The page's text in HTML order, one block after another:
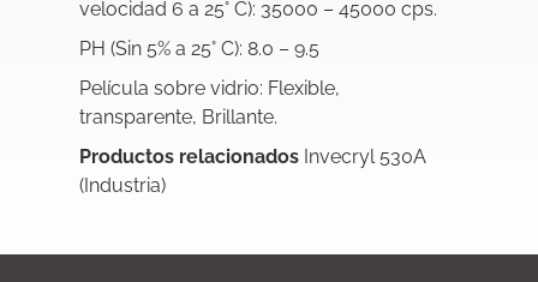
velocidad 6 a 25° C): 35000 – 45000 cps.
PH (Sin 5% a 25° C): 8.0 – 9.5
Película sobre vidrio: Flexible,
transparente, Brillante.
Productos relacionados Invecryl 530A
(Industria)